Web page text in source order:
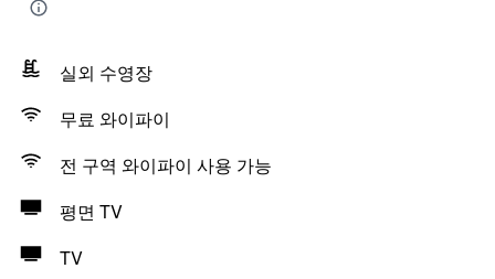
실외 수영장
무료 와이파이
전 구역 와이파이 사용 가능
평면 TV
TV